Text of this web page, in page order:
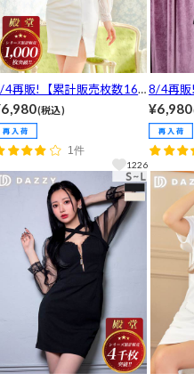
4再販!【累計販売枚数160
突破！】[伊藤桃々着用]1
以上ぶりに復活！スクエア
ックで美デコルテ叶え、チ
ール長袖で体型カバーする
ミニ丈キャバドレス
(税込)
1件
1226
8/4再販
良き1軍
ーン
ライン
ML/3サ
¥6,980